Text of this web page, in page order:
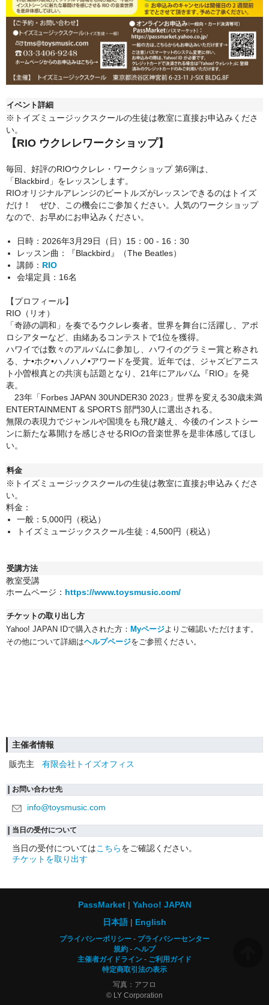
イベント詳細
※トイズミュージックスクールの生徒は教室に直接お申込みくださ
い。
【RIO ウクレレワークショップ】
毎回、好評のRIOウクレレ・ワークショップ 第6弾は、
「Blackbird」をレッスンします。
RIOオリジナルアレンジのビートルズがレッスンできるのはトイズ
だけ！ ぜひ、この機会にご参加ください。人気のワークショップ
なので、お早めにお申込みください。
日時：2026年3月29日（日）15：00 - 16：30
レッスン曲：『Blackbird』（The Beatles）
講師： RIO
会場定員：16名
【プロフィール】
RIO（リオ）
「奇跡の調和」を奏でるウクレレ奏者。 世界を舞台に活躍し、アポ
ロシアターなど、由緒あるコンテストで1位を獲得。
ハワイでは数々のアルバムに参加し、ハワイのグラミー賞と称され
る、ナ•ホク•ハノハノ•アワードを受賞。近年では、ジャズピアニス
ト小曽根真との共演も話題となり、21年にアルバム『RIO』を発
表。
23年「Forbes JAPAN 30UNDER30 2023」世界を変える30歳未満
ENTERTAINMENT & SPORTS 部門30人に選出される。
無限の表現力でジャンルや国境をも飛び越え、今後のインストシー
ンに新たな幕開けを感じさせるRIOの音楽世界を是非体感してほし
い。
料金
※トイズミュージックスクールの生徒は教室に直接お申込みくださ
い。
料金：
一般：5,000円（税込）
トイズミュージックスクール生徒：4,500円（税込）
受講方法
教室受講
ホームページ： https://www.toysmusic.com/
チケットの取り出し方
Yahoo! JAPAN IDで購入された方： Myページよりご確認いただけます。
その他について詳細はヘルプページをご参照ください。
主催者情報
販売主
有限会社トイズオフィス
お問い合わせ先
info@toysmusic.com
当日の受付について
当日の受付についてはこちらをご確認ください。
チケットを取り出す
PassMarket
Yahoo! JAPAN
日本語
English
プライバシーポリシー
プライバシーセンター
規約
ヘルプ
主催者ガイドライン
ご利用ガイド
特定商取引法の表示
写真：アフロ
© LY Corporation